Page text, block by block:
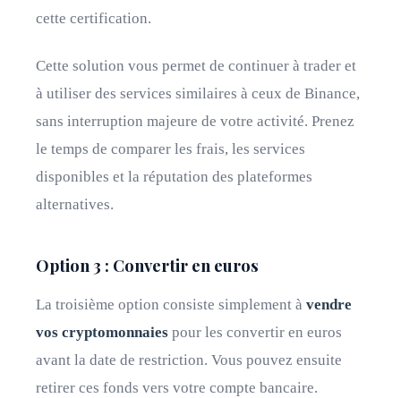
cette certification.
Cette solution vous permet de continuer à trader et
à utiliser des services similaires à ceux de Binance,
sans interruption majeure de votre activité. Prenez
le temps de comparer les frais, les services
disponibles et la réputation des plateformes
alternatives.
Option 3 : Convertir en euros
La troisième option consiste simplement à vendre
vos cryptomonnaies pour les convertir en euros
avant la date de restriction. Vous pouvez ensuite
retirer ces fonds vers votre compte bancaire.